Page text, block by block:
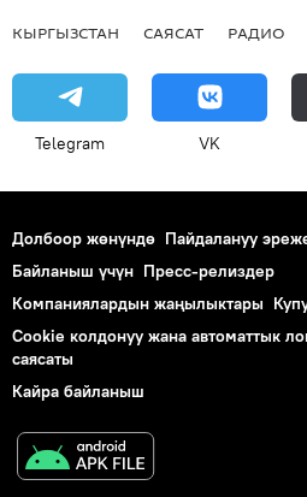
КЫРГЫЗСТАН САЯСАТ РАДИО
Telegram VK
Долбоор жөнүндө Пайдалануу
Байланыш үчүн Пресс-релиздер
Компаниялардын жаңылыктары
Cookie колдонуу жана автоматтык
саясаты
Кайра байланыш